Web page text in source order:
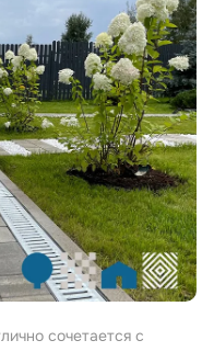
сочетается с